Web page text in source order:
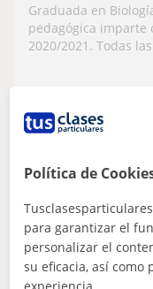
Graduada en
pedagógica
2020/2021. Todas
ver más
6
Política de
para garantizar el
personalizar el
su eficacia, así
experiencia.